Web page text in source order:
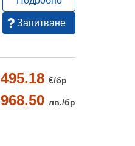
Запитване
495.18 €/бр
968.50 лв./бр